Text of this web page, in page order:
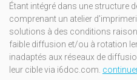
Étant intégré dans une structure
comprenant un atelier
solutions à des conditions
faible diffusion et/ou à rotation
inadaptés aux réseaux de
leur cible via i6doc.com.